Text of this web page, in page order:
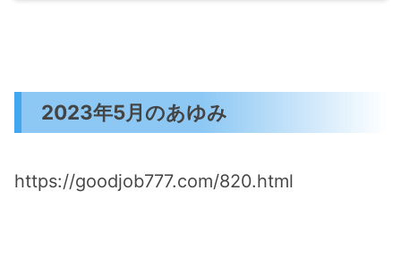
2023年5月のあゆみ
https://goodjob777.com/820.html